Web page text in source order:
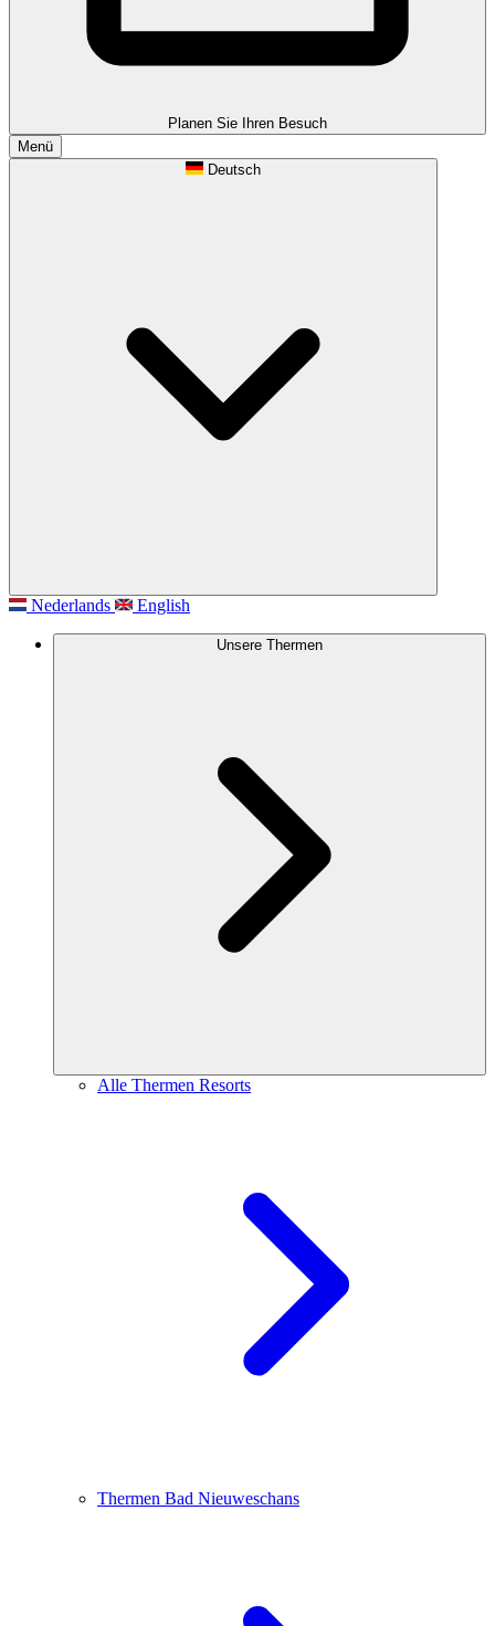
Planen Sie Ihren Besuch
Menü
Deutsch
Nederlands English
Unsere Thermen
Alle Thermen Resorts
Thermen Bad Nieuweschans